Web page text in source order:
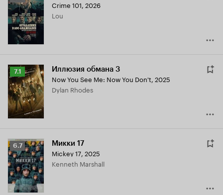
Кинопоиска
6.6
Crime 101, 2026
Lou
Рейтинг
Кинопоиска
7.1
7.1 Иллюзия обмана 3
Now You See Me: Now You Don't, 2025
Dylan Rhodes
Рейтинг
Кинопоиска
6.7
6.7 Микки 17
Mickey 17, 2025
Kenneth Marshall